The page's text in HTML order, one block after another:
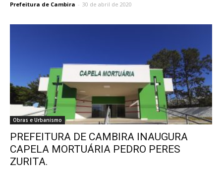
Prefeitura de Cambira - 30 de abril de 2020
Obras e Urbanismo
PREFEITURA DE CAMBIRA INAUGURA
CAPELA MORTUÁRIA PEDRO PERES
ZURITA.